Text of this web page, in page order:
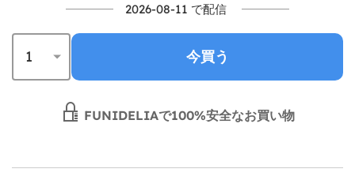
2026-08-11 で配信
今買う
FUNIDELIAで100%安全なお買い物